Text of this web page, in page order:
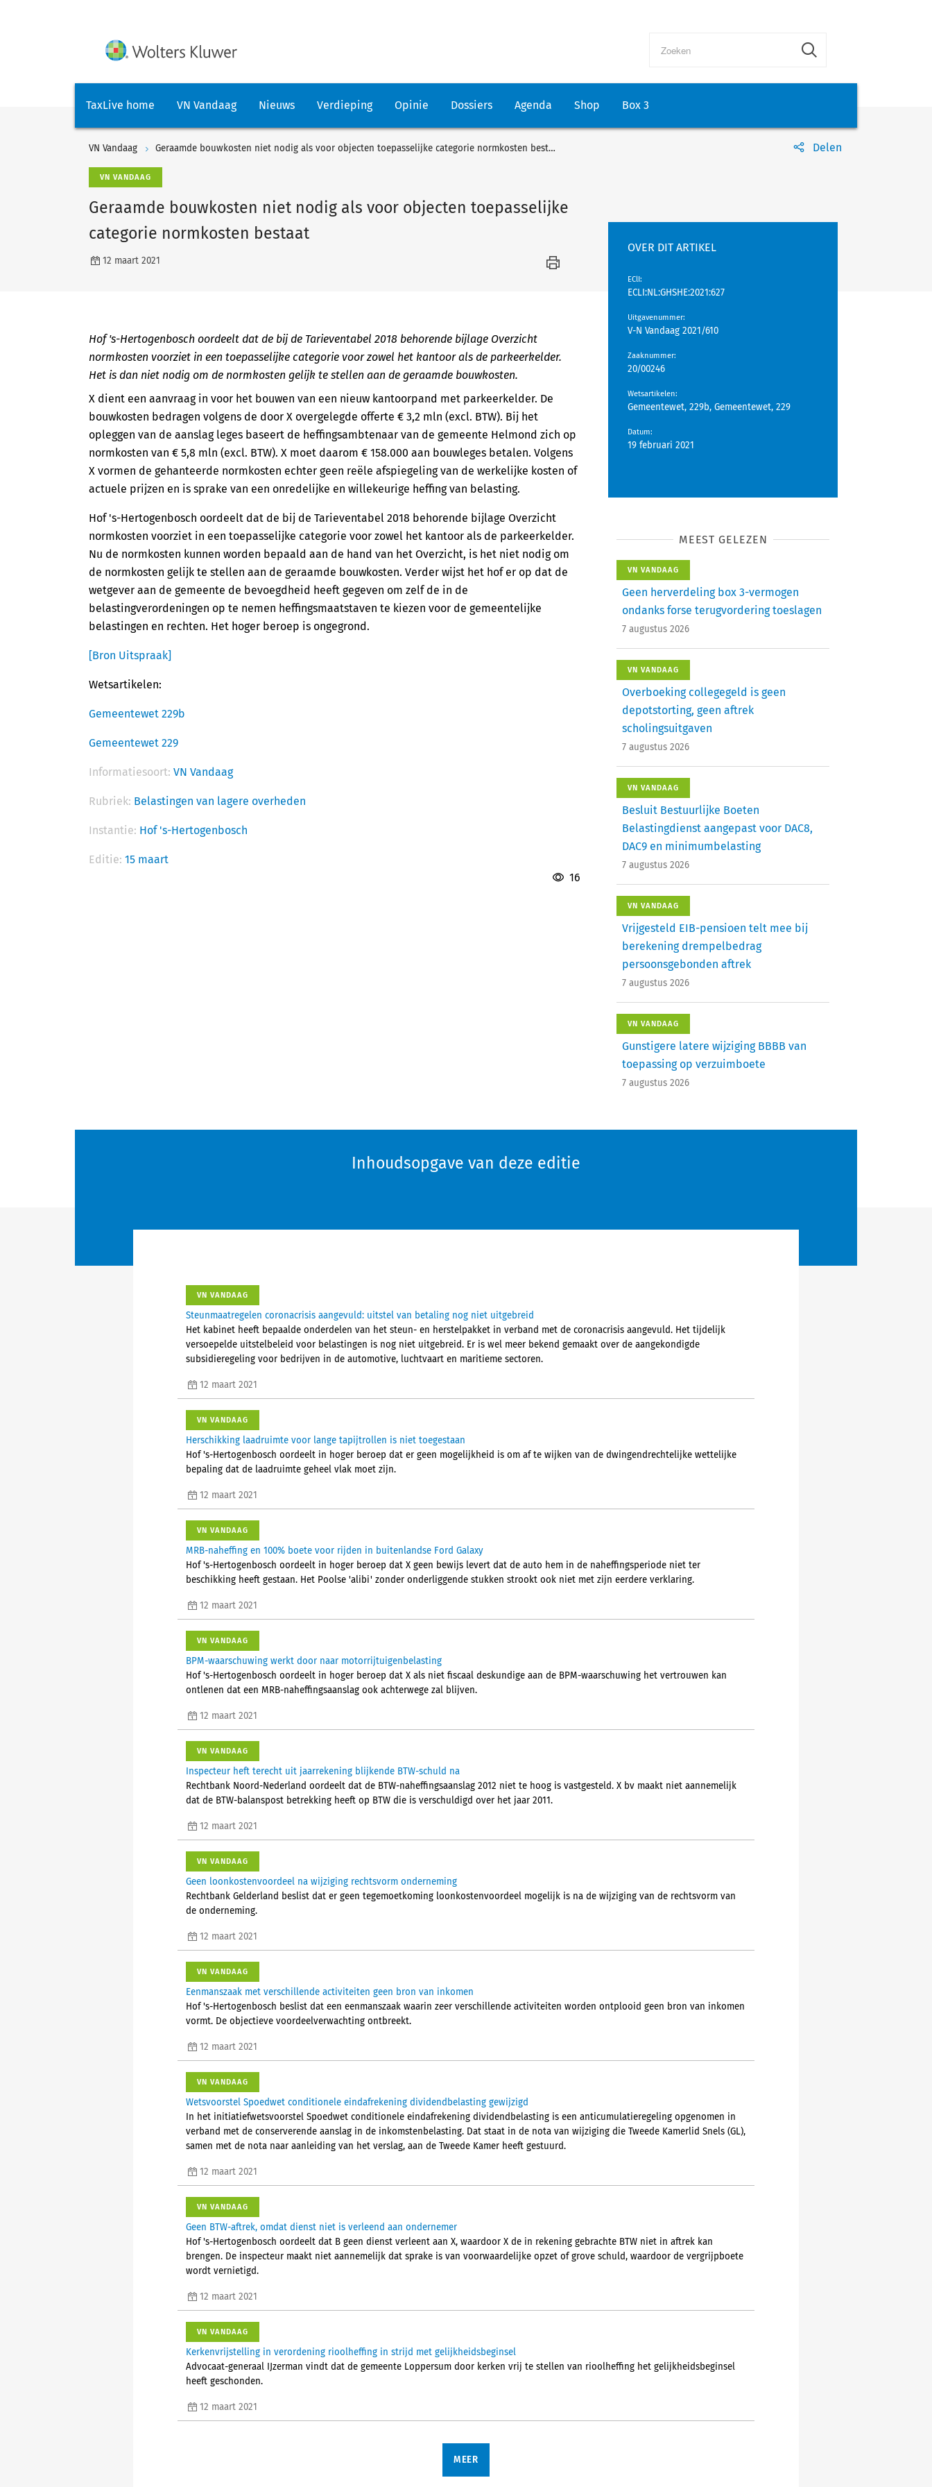
TaxLive home VN Vandaag Nieuws Verdieping Opinie Dossiers Agenda Shop Box 3
VN Vandaag Geraamde bouwkosten niet nodig als voor objecten toepasselijke categorie normkosten bestaat (1) Delen
VN VANDAAG
Geraamde bouwkosten niet nodig als voor objecten toepasselijke
categorie normkosten bestaat
12 maart 2021
Hof 's-Hertogenbosch oordeelt dat de bij de Tarieventabel 2018 behorende bijlage Overzicht
normkosten voorziet in een toepasselijke categorie voor zowel het kantoor als de parkeerkelder.
Het is dan niet nodig om de normkosten gelijk te stellen aan de geraamde bouwkosten.
X dient een aanvraag in voor het bouwen van een nieuw kantoorpand met parkeerkelder. De
bouwkosten bedragen volgens de door X overgelegde offerte € 3,2 mln (excl. BTW). Bij het
opleggen van de aanslag leges baseert de heffingsambtenaar van de gemeente Helmond zich op
normkosten van € 5,8 mln (excl. BTW). X moet daarom € 158.000 aan bouwleges betalen. Volgens
X vormen de gehanteerde normkosten echter geen reële afspiegeling van de werkelijke kosten of
actuele prijzen en is sprake van een onredelijke en willekeurige heffing van belasting.
Hof 's-Hertogenbosch oordeelt dat de bij de Tarieventabel 2018 behorende bijlage Overzicht
normkosten voorziet in een toepasselijke categorie voor zowel het kantoor als de parkeerkelder.
Nu de normkosten kunnen worden bepaald aan de hand van het Overzicht, is het niet nodig om
de normkosten gelijk te stellen aan de geraamde bouwkosten. Verder wijst het hof er op dat de
wetgever aan de gemeente de bevoegdheid heeft gegeven om zelf de in de
belastingverordeningen op te nemen heffingsmaatstaven te kiezen voor de gemeentelijke
belastingen en rechten. Het hoger beroep is ongegrond.
[Bron Uitspraak]
Wetsartikelen:
Gemeentewet 229b
Gemeentewet 229
Informatiesoort: VN Vandaag
Rubriek: Belastingen van lagere overheden
Instantie: Hof 's-Hertogenbosch
Editie: 15 maart
16
OVER DIT ARTIKEL
EClI:
ECLI:NL:GHSHE:2021:627
Uitgavenummer:
V-N Vandaag 2021/610
Zaaknummer:
20/00246
Wetsartikelen:
Gemeentewet, 229b, Gemeentewet, 229
Datum:
19 februari 2021
MEEST GELEZEN
VN VANDAAG
Geen herverdeling box 3-vermogen
ondanks forse terugvordering toeslagen
7 augustus 2026
VN VANDAAG
Overboeking collegegeld is geen
depotstorting, geen aftrek
scholingsuitgaven
7 augustus 2026
VN VANDAAG
Besluit Bestuurlijke Boeten
Belastingdienst aangepast voor DAC8,
DAC9 en minimumbelasting
7 augustus 2026
VN VANDAAG
Vrijgesteld EIB-pensioen telt mee bij
berekening drempelbedrag
persoonsgebonden aftrek
7 augustus 2026
VN VANDAAG
Gunstigere latere wijziging BBBB van
toepassing op verzuimboete
7 augustus 2026
Inhoudsopgave van deze editie
VN VANDAAG
Steunmaatregelen coronacrisis aangevuld: uitstel van betaling nog niet uitgebreid
Het kabinet heeft bepaalde onderdelen van het steun- en herstelpakket in verband met de coronacrisis aangevuld. Het tijdelijk
versoepelde uitstelbeleid voor belastingen is nog niet uitgebreid. Er is wel meer bekend gemaakt over de aangekondigde
subsidieregeling voor bedrijven in de automotive, luchtvaart en maritieme sectoren.
12 maart 2021
VN VANDAAG
Herschikking laadruimte voor lange tapijtrollen is niet toegestaan
Hof 's-Hertogenbosch oordeelt in hoger beroep dat er geen mogelijkheid is om af te wijken van de dwingendrechtelijke wettelijke
bepaling dat de laadruimte geheel vlak moet zijn.
12 maart 2021
VN VANDAAG
MRB-naheffing en 100% boete voor rijden in buitenlandse Ford Galaxy
Hof 's-Hertogenbosch oordeelt in hoger beroep dat X geen bewijs levert dat de auto hem in de naheffingsperiode niet ter
beschikking heeft gestaan. Het Poolse 'alibi' zonder onderliggende stukken strookt ook niet met zijn eerdere verklaring.
12 maart 2021
VN VANDAAG
BPM-waarschuwing werkt door naar motorrijtuigenbelasting
Hof 's-Hertogenbosch oordeelt in hoger beroep dat X als niet fiscaal deskundige aan de BPM-waarschuwing het vertrouwen kan
ontlenen dat een MRB-naheffingsaanslag ook achterwege zal blijven.
12 maart 2021
VN VANDAAG
Inspecteur heft terecht uit jaarrekening blijkende BTW-schuld na
Rechtbank Noord-Nederland oordeelt dat de BTW-naheffingsaanslag 2012 niet te hoog is vastgesteld. X bv maakt niet aannemelijk
dat de BTW-balanspost betrekking heeft op BTW die is verschuldigd over het jaar 2011.
12 maart 2021
VN VANDAAG
Geen loonkostenvoordeel na wijziging rechtsvorm onderneming
Rechtbank Gelderland beslist dat er geen tegemoetkoming loonkostenvoordeel mogelijk is na de wijziging van de rechtsvorm van
de onderneming.
12 maart 2021
VN VANDAAG
Eenmanszaak met verschillende activiteiten geen bron van inkomen
Hof 's-Hertogenbosch beslist dat een eenmanszaak waarin zeer verschillende activiteiten worden ontplooid geen bron van inkomen
vormt. De objectieve voordeelverwachting ontbreekt.
12 maart 2021
VN VANDAAG
Wetsvoorstel Spoedwet conditionele eindafrekening dividendbelasting gewijzigd
In het initiatiefwetsvoorstel Spoedwet conditionele eindafrekening dividendbelasting is een anticumulatieregeling opgenomen in
verband met de conserverende aanslag in de inkomstenbelasting. Dat staat in de nota van wijziging die Tweede Kamerlid Snels (GL),
samen met de nota naar aanleiding van het verslag, aan de Tweede Kamer heeft gestuurd.
12 maart 2021
VN VANDAAG
Geen BTW-aftrek, omdat dienst niet is verleend aan ondernemer
Hof 's-Hertogenbosch oordeelt dat B geen dienst verleent aan X, waardoor X de in rekening gebrachte BTW niet in aftrek kan
brengen. De inspecteur maakt niet aannemelijk dat sprake is van voorwaardelijke opzet of grove schuld, waardoor de vergrijpboete
wordt vernietigd.
12 maart 2021
VN VANDAAG
Kerkenvrijstelling in verordening rioolheffing in strijd met gelijkheidsbeginsel
Advocaat-generaal IJzerman vindt dat de gemeente Loppersum door kerken vrij te stellen van rioolheffing het gelijkheidsbeginsel
heeft geschonden.
12 maart 2021
MEER